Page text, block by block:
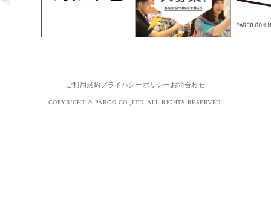
ご利用規約プライバシーポリシー お問合わせ
COPYRIGHT © PARCO.CO.,LTD. ALL RIGHTS RESERVED.